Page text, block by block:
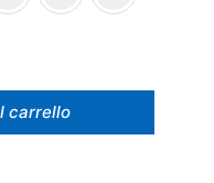
carrello